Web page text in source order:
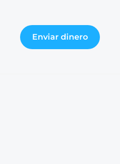
Enviar dinero